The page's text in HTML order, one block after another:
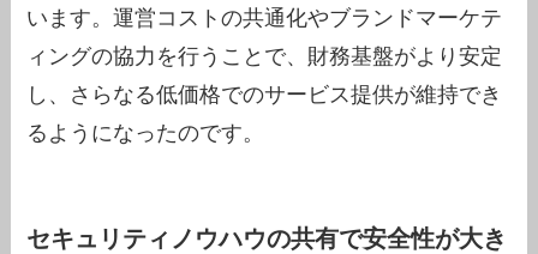
います。運営コストの共通化やブランドマーケテ
ィングの協力を行うことで、財務基盤がより安定
し、さらなる低価格でのサービス提供が維持でき
るようになったのです。
セキュリティノウハウの共有で安全性が大き